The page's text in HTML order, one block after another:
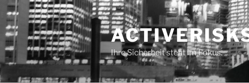
Zum
Inhalt
springen
Ihre Sicherheit steht im Fokus.